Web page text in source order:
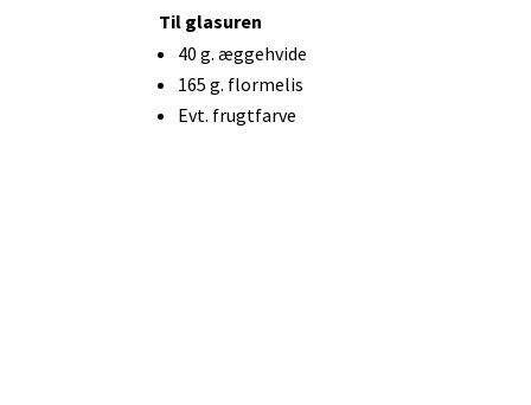
Til glasuren
40 g. æggehvide
165 g. flormelis
Evt. frugtfarve